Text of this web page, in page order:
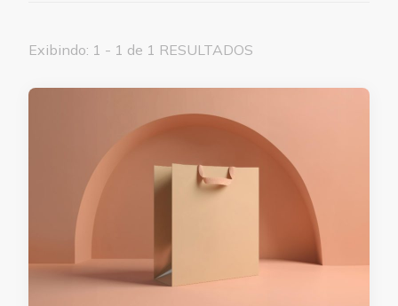
Exibindo: 1 - 1 de 1 RESULTADOS